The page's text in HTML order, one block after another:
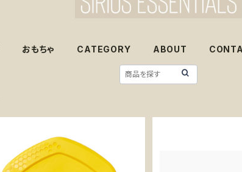
おもちゃ CATEGORY ABOUT